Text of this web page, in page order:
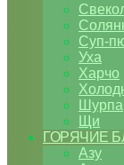
Суп-
Уха
Харчо
Шурпа
Щи
ГОРЯЧИЕ
Азу